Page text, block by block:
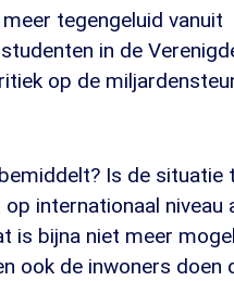
tegengeluid vanuit
in de
op de
Is de situatie
internationaal niveau
is bijna niet meer
ook de inwoners doen